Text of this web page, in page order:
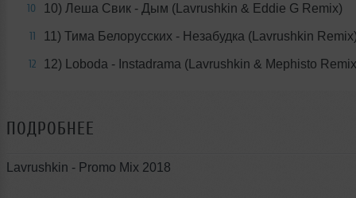
10 10) Леша Свик - Дым (Lavrushkin & Eddie G Remix)
11 11) Тима Белорусских - Незабудка (Lavrushkin
12 12) Loboda - Instadrama (Lavrushkin & Mephisto
ПОДРОБНЕЕ
Lavrushkin - Promo Mix 2018